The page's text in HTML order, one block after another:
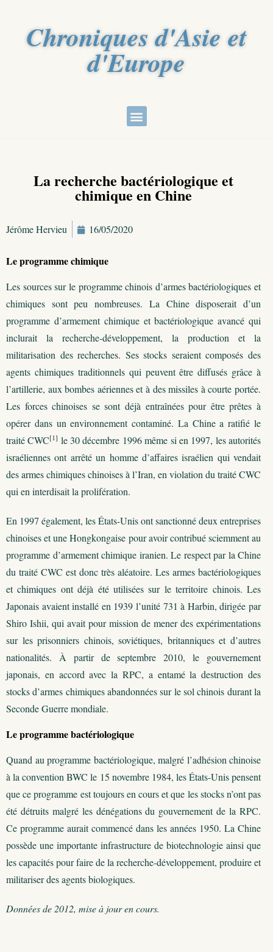
Chroniques d'Asie et
d'Europe
La recherche bactériologique et
chimique en Chine
Jérôme Hervieu 16/05/2020
Le programme chimique
Les sources sur le programme chinois d’armes bactériologiques et
chimiques sont peu nombreuses. La Chine disposerait d’un
programme d’armement chimique et bactériologique avancé qui
inclurait la recherche-développement, la production et la
militarisation des recherches. Ses stocks seraient composés des
agents chimiques traditionnels qui peuvent être diffusés grâce à
l’artillerie, aux bombes aériennes et à des missiles à courte portée.
Les forces chinoises se sont déjà entraînées pour être prêtes à
opérer dans un environnement contaminé. La Chine a ratifié le
traité CWC[1] le 30 décembre 1996 même si en 1997, les autorités
israéliennes ont arrêté un homme d’affaires israélien qui vendait
des armes chimiques chinoises à l’Iran, en violation du traité CWC
qui en interdisait la prolifération.
En 1997 également, les États-Unis ont sanctionné deux entreprises
chinoises et une Hongkongaise pour avoir contribué sciemment au
programme d’armement chimique iranien. Le respect par la Chine
du traité CWC est donc très aléatoire. Les armes bactériologiques
et chimiques ont déjà été utilisées sur le territoire chinois. Les
Japonais avaient installé en 1939 l’unité 731 à Harbin, dirigée par
Shiro Ishii, qui avait pour mission de mener des expérimentations
sur les prisonniers chinois, soviétiques, britanniques et d’autres
nationalités. À partir de septembre 2010, le gouvernement
japonais, en accord avec la RPC, a entamé la destruction des
stocks d’armes chimiques abandonnées sur le sol chinois durant la
Seconde Guerre mondiale.
Le programme bactériologique
Quand au programme bactériologique, malgré l’adhésion chinoise
à la convention BWC le 15 novembre 1984, les États-Unis pensent
que ce programme est toujours en cours et que les stocks n’ont pas
été détruits malgré les dénégations du gouvernement de la RPC.
Ce programme aurait commencé dans les années 1950. La Chine
possède une importante infrastructure de biotechnologie ainsi que
les capacités pour faire de la recherche-développement, produire et
militariser des agents biologiques.
Données de 2012, mise à jour en cours.